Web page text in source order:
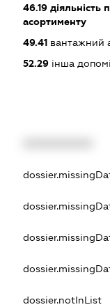
46.19 діяльність
асортименту
49.41 вантажний
52.29 інша
dossier.notInList